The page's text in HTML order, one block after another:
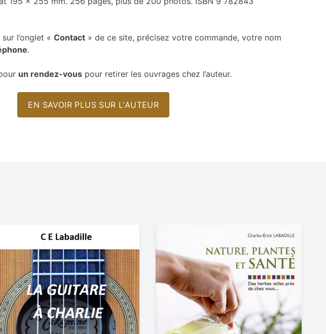
sur l’onglet « Contact» de ce site, précisez votre commande, votre nom
.
un rendez-vouspour retirer les ouvrages chez l’auteur.
EN SAVOIR PLUS SUR L'AUTEUR